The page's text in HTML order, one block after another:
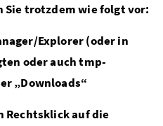
Sie trotzdem wie folgt vor:
Explorer (oder in
oder auch tmp-
„Downloads“
Rechtsklick auf die